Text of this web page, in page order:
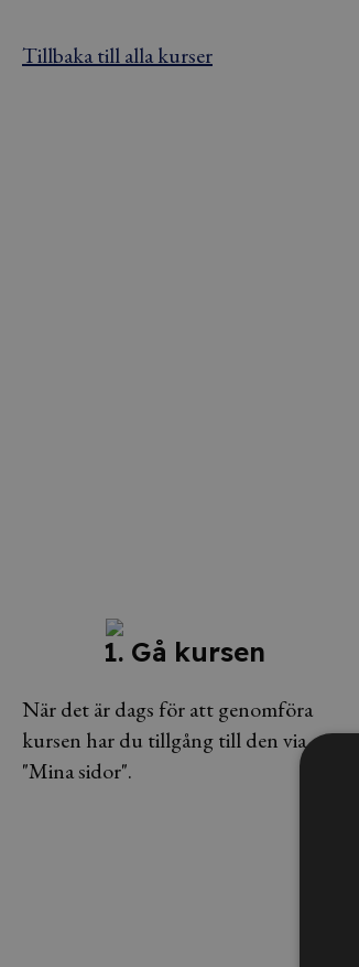
Tillbaka till alla kurser
1. Gå kursen
När det är dags för att genomföra
kursen har du tillgång till den via
"Mina sidor".